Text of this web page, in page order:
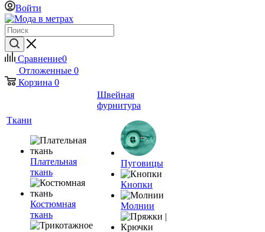
Войти
Сравнение0
Отложенные 0
Корзина 0
Ткани
Плательная
ткань
Костюмная
ткань
Швейная
фурнитура
Пуговицы
Кнопки
Молнии